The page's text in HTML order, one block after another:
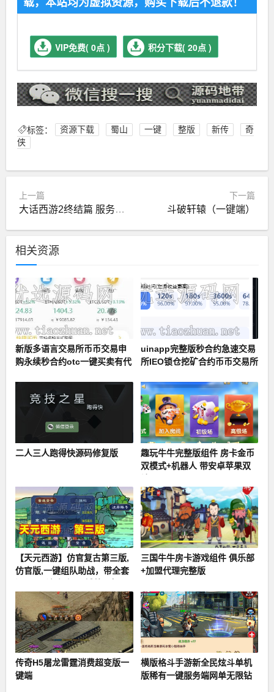
VIP免费( 0点 ) 积分下载( 20点 )
标签： 资源下载 蜀山 一键 整版 新传
奇
侠
上一篇
大话西游2终结篇 服务端+客户端外网架设教程+gm工具
下一篇
斗破轩辕（一键端）
相关资源
新版多语言交易所币币交易申
购永续秒合约otc一键买卖有代
uinapp完整版秒合约急速交易
所IEO锁仓挖矿合约币币交易所
二人三人跑得快源码修复版
趣玩牛牛完整版组件 房卡金币
双模式+机器人 带安卓苹果双
【天元西游】仿官复古第三版,
仿官版,一键组队助战，带全套
教程
三国牛牛房卡游戏组件 俱乐部
+加盟代理完整版
传奇H5屠龙雷霆消费超变版一
键端
横版格斗手游新全民炫斗单机
版稀有一键服务端网单无限钻